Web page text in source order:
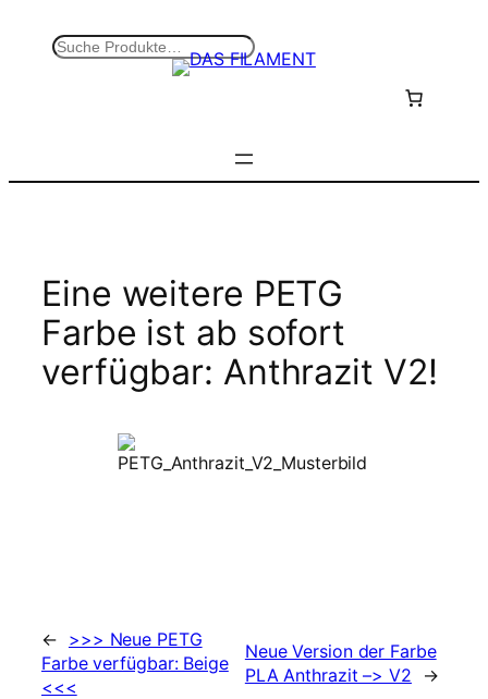
S
Eine weitere PETG
Farbe ist ab sofort
verfügbar: Anthrazit V2!
← >>> Neue PETG
Farbe verfügbar: Beige
<<<
Neue Version der Farbe
PLA Anthrazit –> V2
→